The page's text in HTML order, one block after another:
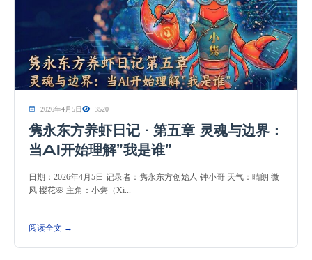
2026年4月5日 3520
隽永东方养虾日记 · 第五章 灵魂与边界：
当AI开始理解”我是谁”
日期：2026年4月5日 记录者：隽永东方创始人 钟小哥 天气：晴朗 微
风 樱花🌸 主角：小隽（Xi...
阅读全文 →